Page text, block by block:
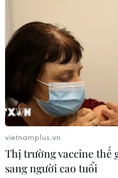
TIN CÙNG CHUYÊN
Thị trường vaccine thế giới
hướng sang người cao tuổi
08/08/2026 15:01
Nông sản Việt Nam còn
tại thị trường Algeria
08/08/2026 12:55
vietnamplus.vn
Thị trường vaccine thế
sang người cao tuổi